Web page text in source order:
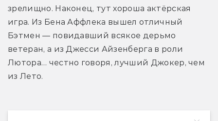
зрелищно. Наконец, тут хороша актёрская
игра. Из Бена Аффлека вышел отличный
Бэтмен — повидавший всякое дерьмо
ветеран, а из Джесси Айзенберга в роли
Лютора… честно говоря, лучший Джокер, чем
из Лето.